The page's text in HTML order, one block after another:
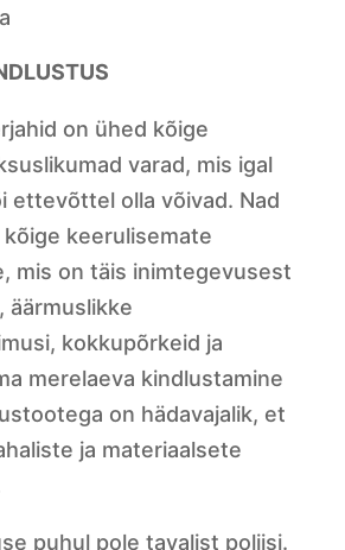
on ühed kõige
varad, mis igal
ettevõttel olla võivad. Nad
kõige keerulisemate
mis on täis inimtegevusest
äärmuslikke
kokkupõrkeid ja
merelaeva kindlustamine
on hädavajalik, et
ja materiaalsete
puhul pole tavalist poliisi.